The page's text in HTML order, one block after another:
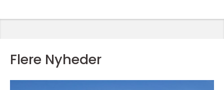
Flere Nyheder